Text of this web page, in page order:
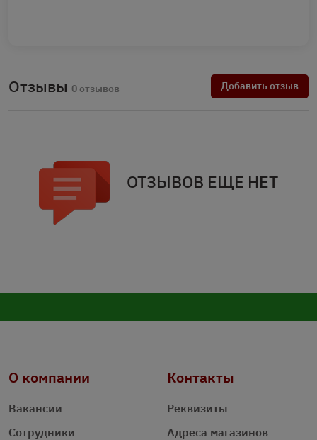
Отзывы 0 отзывов Добавить отзыв
ОТЗЫВОВ ЕЩЕ НЕТ
О компании
Вакансии
Сотрудники
Контакты
Реквизиты
Адреса магазинов